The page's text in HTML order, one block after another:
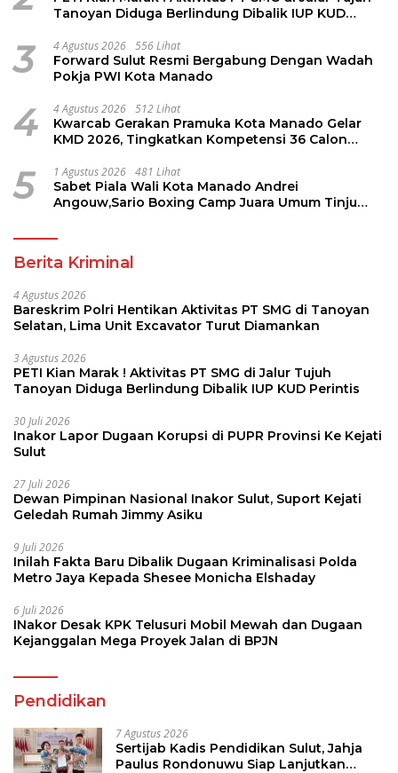
Tanoyan Diduga Berlindung Dibalik IUP KUD
3 4 Agustus 2026 556 Lihat
Forward Sulut Resmi Bergabung Dengan Wadah
Pokja PWI Kota Manado
4 4 Agustus 2026 512 Lihat
Kwarcab Gerakan Pramuka Kota Manado Gelar
KMD 2026, Tingkatkan Kompetensi 36 Calon
5 1 Agustus 2026 481 Lihat
Sabet Piala Wali Kota Manado Andrei
Angouw,Sario Boxing Camp Juara Umum Tinju
Berita Kriminal
4 Agustus 2026
Bareskrim Polri Hentikan Aktivitas PT SMG di Tanoyan
Selatan, Lima Unit Excavator Turut Diamankan
3 Agustus 2026
PETI Kian Marak ! Aktivitas PT SMG di Jalur Tujuh
Tanoyan Diduga Berlindung Dibalik IUP KUD Perintis
30 Juli 2026
Inakor Lapor Dugaan Korupsi di PUPR Provinsi Ke Kejati
Sulut
27 Juli 2026
Dewan Pimpinan Nasional Inakor Sulut, Suport Kejati
Geledah Rumah Jimmy Asiku
9 Juli 2026
Inilah Fakta Baru Dibalik Dugaan Kriminalisasi Polda
Metro Jaya Kepada Shesee Monicha Elshaday
6 Juli 2026
INakor Desak KPK Telusuri Mobil Mewah dan Dugaan
Kejanggalan Mega Proyek Jalan di BPJN
Pendidikan
7 Agustus 2026
Sertijab Kadis Pendidikan Sulut, Jahja
Paulus Rondonuwu Siap Lanjutkan